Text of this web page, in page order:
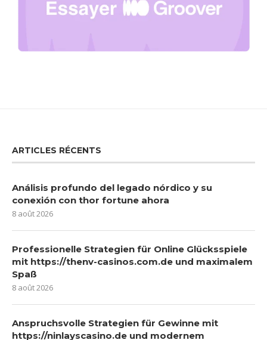
ARTICLES RÉCENTS
Análisis profundo del legado nórdico y su
conexión con thor fortune ahora
8 août 2026
Professionelle Strategien für Online Glücksspiele
mit https://thenv-casinos.com.de und maximalem
Spaß
8 août 2026
Anspruchsvolle Strategien für Gewinne mit
https://ninlayscasino.de und modernem